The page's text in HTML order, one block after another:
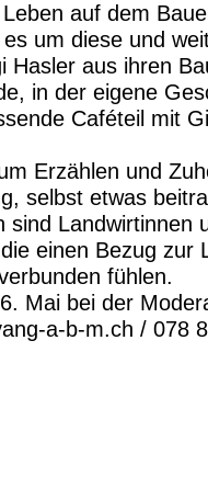
auf dem
um diese und
Hasler aus ihren
in der eigene
Caféteil mit
Erzählen und
selbst etwas
sind
einen Bezug
fühlen.
Mai bei der
a-b-m.ch / 078